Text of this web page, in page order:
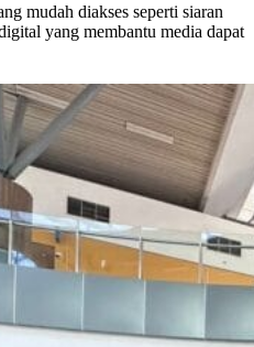
mudah diakses seperti siaran
yang membantu media dapat